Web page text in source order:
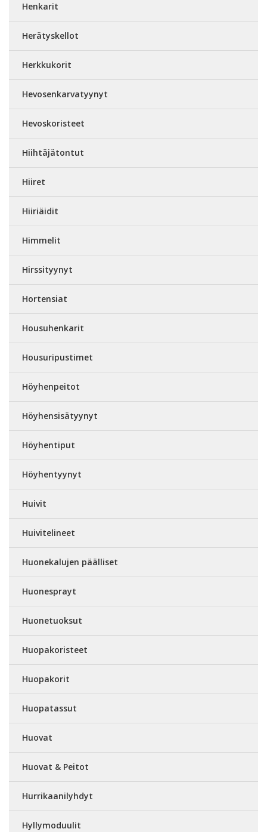
Henkarit
Herätyskellot
Herkkukorit
Hevosenkarvatyynyt
Hevoskoristeet
Hiihtäjätontut
Hiiret
Hiiriäidit
Himmelit
Hirssityynyt
Hortensiat
Housuhenkarit
Housuripustimet
Höyhenpeitot
Höyhensisätyynyt
Höyhentiput
Höyhentyynyt
Huivit
Huivitelineet
Huonekalujen päälliset
Huonesprayt
Huonetuoksut
Huopakoristeet
Huopakorit
Huopatassut
Huovat
Huovat & Peitot
Hurrikaanilyhdyt
Hyllymoduulit